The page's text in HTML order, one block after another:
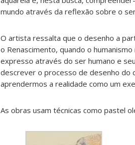
mundo através da reflexão sobre o
O artista ressalta que o desenho a
o Renascimento, quando o
expresso através do ser humano e
descrever o processo de desenho do
aprendermos a realidade como um
As obras usam técnicas como pastel